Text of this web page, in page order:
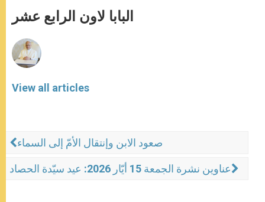
p
p
g
e
o
k
r
البابا لاون الرابع عشر
View all articles
صعود الابن وإنتقال الأمّ إلى السماء
عناوين نشرة الجمعة 15 أيّار 2026: عيد سيّدة الحصاد